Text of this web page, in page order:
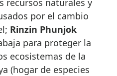
recursos naturales y
por el cambio
Rinzin Phunjok
para proteger la
ecosistemas de la
(hogar de especies